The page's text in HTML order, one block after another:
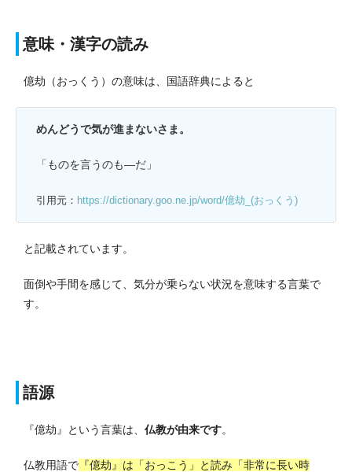
意味・漢字の読み
億劫（おっくう）の意味は、国語辞典によると
めんどうで気が進まないさま。
「ものを言うのも―だ」
引用元： https://dictionary.goo.ne.jp/word/億劫_(おっくう)
と記載されています。
面倒や手間を感じて、気分が乗らない状況を意味する言葉で
す。
語源
『億劫』という言葉は、 仏教が由来です。
仏教用語で 『億劫』は「おっこう」と読み「非常に長い時